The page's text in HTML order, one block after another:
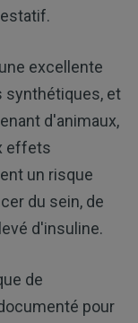
excellente
et
d'animaux,
effets
un risque
du sein, de
d'insuline.
de
pour